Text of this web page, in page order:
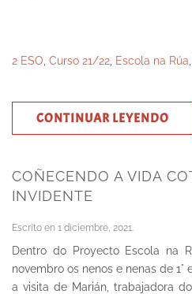
2 ESO Curso 21/22 Escola na Rúa
CONTINUAR LEYENDO
COÑECENDO A VIDA
INVIDENTE
Escrito en 1 diciembre, 2021.
Dentro do Proyecto Escola na
novembro os nenos e nenas de 1°
a visita de Marián, trabajadora